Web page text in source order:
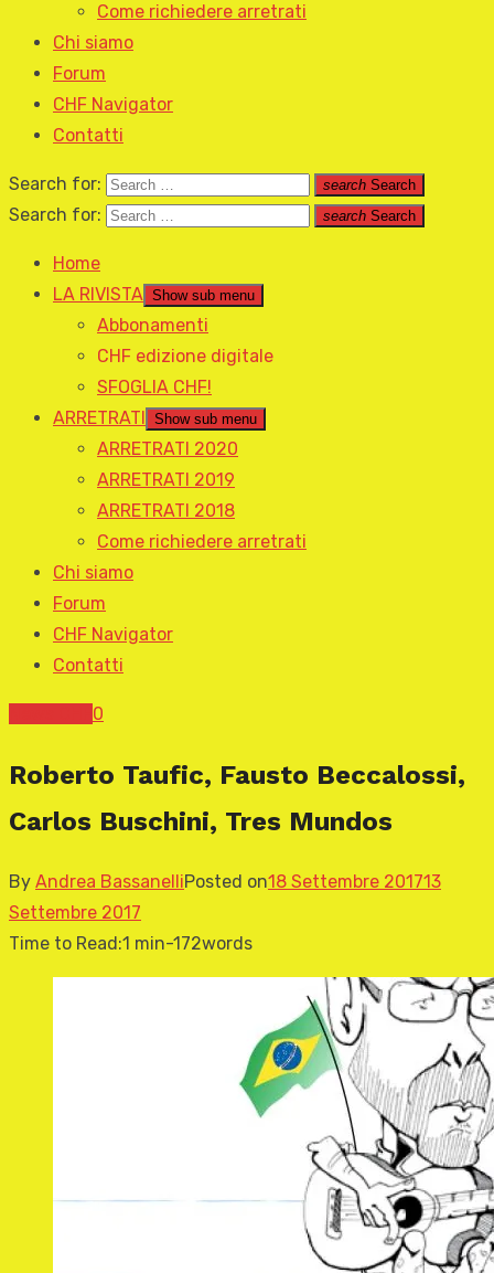
Come richiedere arretrati
Chi siamo
Forum
CHF Navigator
Contatti
Search for: search Search
Search for: search Search
Home
LA RIVISTA Show sub menu
Abbonamenti
CHF edizione digitale
SFOGLIA CHF!
ARRETRATI
Show sub menu
ARRETRATI 2020
ARRETRATI 2019
ARRETRATI 2018
Come richiedere arretrati
Chi siamo
Forum
CHF Navigator
Contatti
0
Roberto Taufic, Fausto Beccalossi,
Carlos Buschini, Tres Mundos
By Andrea BassanelliPosted on18 Settembre 201713
Settembre 2017
Time to Read:1 min-172words